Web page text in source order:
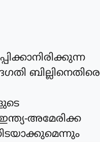
ബില്ലിനെതിരെ
അമേരിക്ക